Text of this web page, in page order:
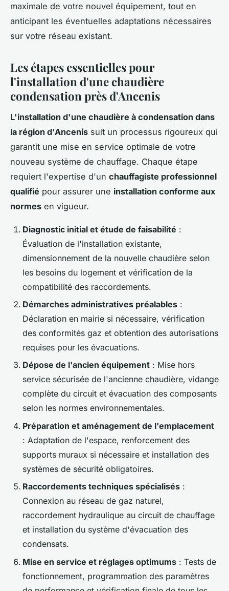
maximale de votre nouvel équipement, tout en
anticipant les éventuelles adaptations nécessaires
sur votre réseau existant.
Les étapes essentielles pour
l'installation d'une chaudière
condensation près d'Ancenis
L'installation d'une chaudière à condensation dans
la région d'Ancenis suit un processus rigoureux qui
garantit une mise en service optimale de votre
nouveau système de chauffage. Chaque étape
requiert l'expertise d'un chauffagiste professionnel
qualifié pour assurer une installation conforme aux
normes en vigueur.
Diagnostic initial et étude de faisabilité :
Évaluation de l'installation existante,
dimensionnement de la nouvelle chaudière selon
les besoins du logement et vérification de la
compatibilité des raccordements.
Démarches administratives préalables :
Déclaration en mairie si nécessaire, vérification
des conformités gaz et obtention des autorisations
requises pour les évacuations.
Dépose de l'ancien équipement : Mise hors
service sécurisée de l'ancienne chaudière, vidange
complète du circuit et évacuation des composants
selon les normes environnementales.
Préparation et aménagement de l'emplacement
: Adaptation de l'espace, renforcement des
supports muraux si nécessaire et installation des
systèmes de sécurité obligatoires.
Raccordements techniques spécialisés :
Connexion au réseau de gaz naturel,
raccordement hydraulique au circuit de chauffage
et installation du système d'évacuation des
condensats.
Mise en service et réglages optimums : Tests de
fonctionnement, programmation des paramètres